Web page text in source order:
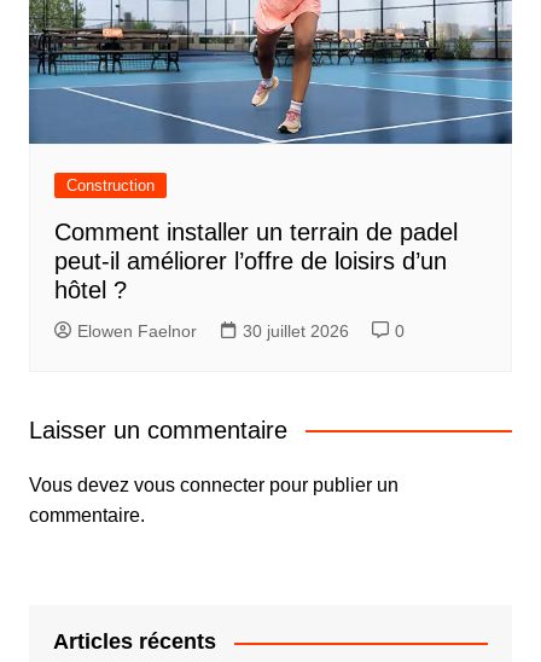
Construction
Comment installer un terrain de padel
peut-il améliorer l’offre de loisirs d’un
hôtel ?
Elowen Faelnor 30 juillet 2026 0
Laisser un commentaire
Vous devez vous connecterpour publier un
commentaire.
Articles récents